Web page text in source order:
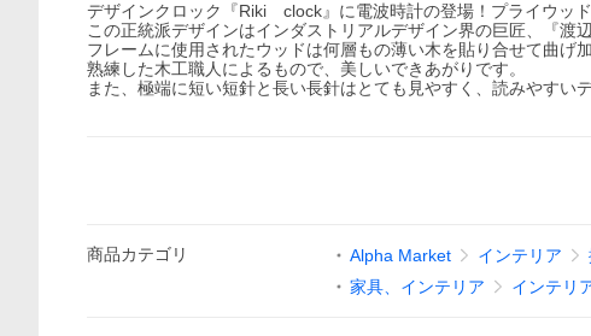
デザインクロック『Riki clock』に電波時計の登場！プライウッ
この正統派デザインはインダストリアルデザイン界の巨匠、『渡
フレームに使用されたウッドは何層もの薄い木を貼り合せて曲
熟練した木工職人によるもので、美しいできあがりです。
また、極端に短い短針と長い長針はとても見やすく、読みやすい
商品カテゴリ Alpha Market インテリア
家具、インテリア
インテリ